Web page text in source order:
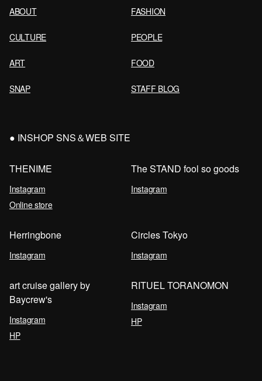
ABOUT FASHION
CULTURE PEOPLE
ART FOOD
SNAP STAFF BLOG
INSHOP SNS＆WEB SITE
THENIME
Instagram
Online store
The STAND fool so goods
Instagram
Herringbone
Instagram
Circles Tokyo
Instagram
art cruise gallery by
Baycrew's
Instagram
HP
RITUEL TORANOMON
Instagram
HP